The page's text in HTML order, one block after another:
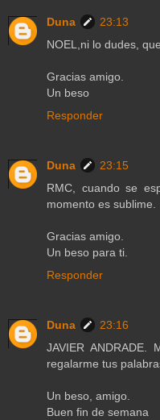
Duna
23:13
NOEL,ni lo dudes,
Gracias amigo.
Un beso
Responder
Duna
23:15
RMC, cuando se
momento es sublime.
Gracias amigo.
Un beso para ti.
Responder
Duna
23:16
JAVIER ANDRADE.
regalarme tus
Un beso, amigo.
Buen fin de semana